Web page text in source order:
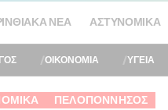
ΝΈΑ ΑΣΤΥΝΟΜΙΚΆ
ΟΙΚΟΝΟΜΙΑ ΥΓΕΙΑ
ΠΕΛΟΠΌΝΝΗΣΟΣ